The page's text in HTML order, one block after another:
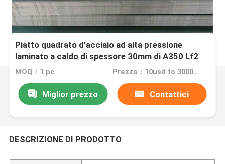
Piatto quadrato d'acciaio ad alta pressione
laminato a caldo di spessore 30mm di A350 Lf2
MOQ：1 pc Prezzo：10usd to 3000usd
Miglior prezzo Contattici
DESCRIZIONE DI PRODOTTO